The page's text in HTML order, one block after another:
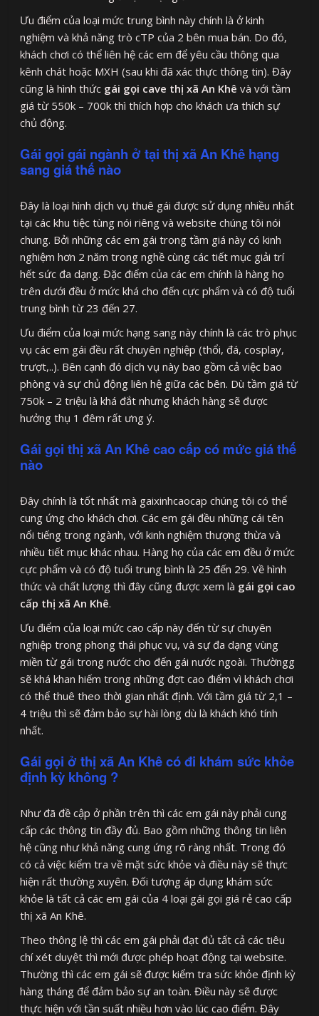
Ưu điểm của loại mức trung bình này chính là ở kinh
nghiệm và khả năng trò cTP của 2 bên mua bán. Do đó,
khách chơi có thể liên hệ các em để yêu cầu thông qua
kênh chát hoặc MXH (sau khi đã xác thực thông tin). Đây
cũng là hình thức gái gọi cave thị xã An Khê và với tầm
giá từ 550k – 700k thì thích hợp cho khách ưa thích sự
chủ động.
Gái gọi gái ngành ở tại thị xã An Khê hạng
sang giá thế nào
Đây là loại hình dịch vụ thuê gái được sử dụng nhiều nhất
tại các khu tiệc tùng nói riêng và website chúng tôi nói
chung. Bởi những các em gái trong tầm giá này có kinh
nghiệm hơn 2 năm trong nghề cùng các tiết mục giải trí
hết sức đa dạng. Đặc điểm của các em chính là hàng họ
trên dưới đều ở mức khá cho đến cực phẩm và có độ tuổi
trung bình từ 23 đến 27.
Ưu điểm của loại mức hạng sang này chính là các trò phục
vụ các em gái đều rất chuyên nghiệp (thổi, đá, cosplay,
trượt,..). Bên cạnh đó dịch vụ này bao gồm cả việc bao
phòng và sự chủ động liên hệ giữa các bên. Dù tầm giá từ
750k – 2 triệu là khá đắt nhưng khách hàng sẽ được
hưởng thụ 1 đêm rất ưng ý.
Gái gọi thị xã An Khê cao cấp có mức giá thế
nào
Đây chính là tốt nhất mà gaixinhcaocap chúng tôi có thể
cung ứng cho khách chơi. Các em gái đều những cái tên
nổi tiếng trong ngành, với kinh nghiệm thượng thừa và
nhiều tiết mục khác nhau. Hàng họ của các em đều ở mức
cực phẩm và có độ tuổi trung bình là 25 đến 29. Về hình
thức và chất lượng thì đây cũng được xem là gái gọi cao
cấp thị xã An Khê.
Ưu điểm của loại mức cao cấp này đến từ sự chuyên
nghiệp trong phong thái phục vụ, và sự đa dạng vùng
miền từ gái trong nước cho đến gái nước ngoài. Thườngg
sẽ khá khan hiếm trong những đợt cao điểm vì khách chơi
có thể thuê theo thời gian nhất định. Với tầm giá từ 2,1 –
4 triệu thì sẽ đảm bảo sự hài lòng dù là khách khó tính
nhất.
Gái gọi ở thị xã An Khê có đi khám sức khỏe
định kỳ không ?
Như đã đề cập ở phần trên thì các em gái này phải cung
cấp các thông tin đầy đủ. Bao gồm những thông tin liên
hệ cũng như khả năng cung ứng rõ ràng nhất. Trong đó
có cả việc kiểm tra về mặt sức khỏe và điều này sẽ thực
hiện rất thường xuyên. Đối tượng áp dụng khám sức
khỏe là tất cả các em gái của 4 loại gái gọi giá rẻ cao cấp
thị xã An Khê.
Theo thông lệ thì các em gái phải đạt đủ tất cả các tiêu
chí xét duyệt thì mới được phép hoạt động tại website.
Thường thì các em gái sẽ được kiểm tra sức khỏe định kỳ
hàng tháng để đảm bảo sự an toàn. Điều này sẽ được
thực hiện với tần suất nhiều hơn vào lúc cao điểm. Đây